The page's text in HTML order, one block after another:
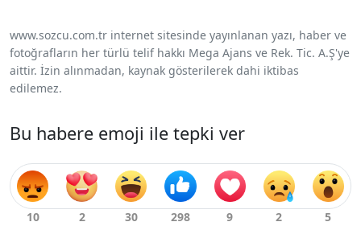
www.sozcu.com.tr internet sitesinde yayınlanan yazı, haber ve
fotoğrafların her türlü telif hakkı Mega Ajans ve Rek. Tic. A.Ş'ye
aittir. İzin alınmadan, kaynak gösterilerek dahi iktibas
edilemez.
Bu habere emoji ile tepki ver